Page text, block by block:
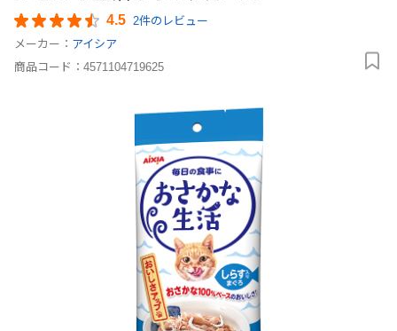
4.5 2件のレビュー
メーカー： アイシア
商品コード： 4571104719625